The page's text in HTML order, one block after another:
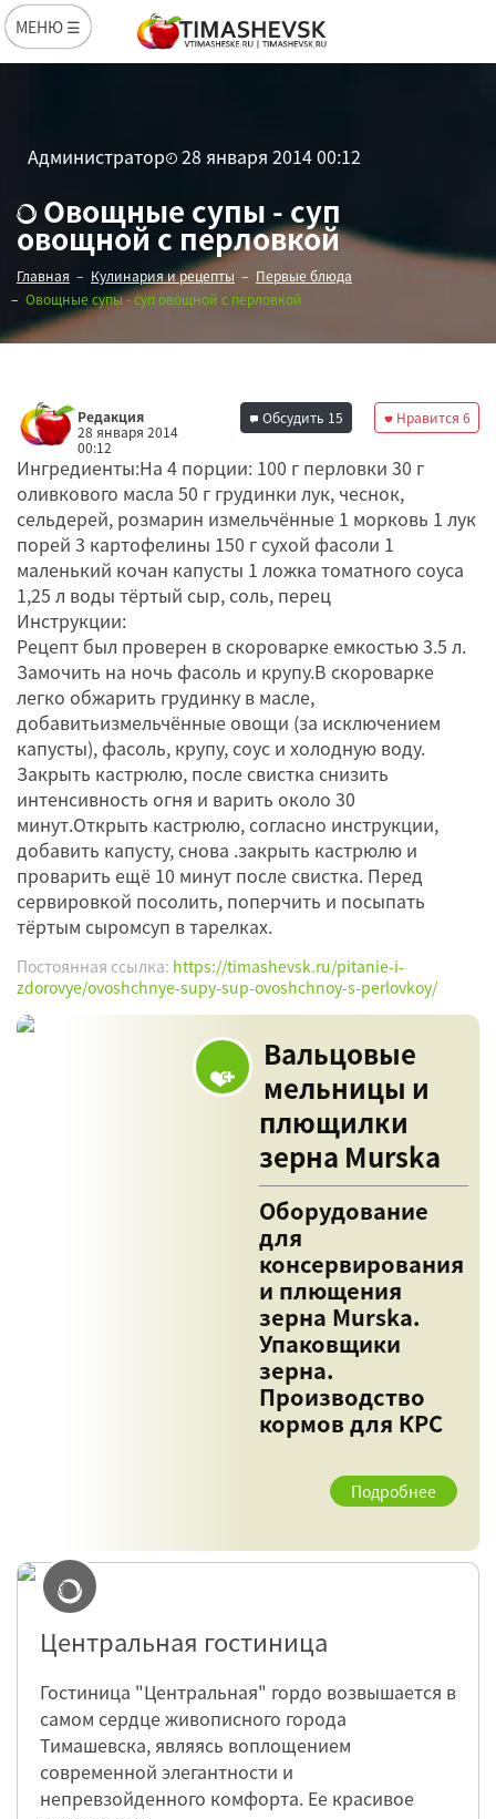
МЕНЮ ☰
Администратор 28 января 2014 00:12
Овощные супы - суп
овощной с перловкой
Главная Кулинария и рецепты
Первые блюда
Овощные супы - суп овощной с перловкой
Редакция
28 января 2014
00:12
Нравится 6
Обсудить 15
Ингредиенты:На 4 порции: 100 г перловки 30 г
оливкового масла 50 г грудинки лук, чеснок,
сельдерей, розмарин измельчённые 1 морковь 1 лук
порей 3 картофелины 150 г сухой фасоли 1
маленький кочан капусты 1 ложка томатного соуса
1,25 л воды тёртый сыр, соль, перец
Инструкции:
Рецепт был проверен в скороварке емкостью 3.5 л.
Замочить на ночь фасоль и крупу.В скороварке
легко обжарить грудинку в масле,
добавитьизмельчённые овощи (за исключением
капусты), фасоль, крупу, соус и холодную воду.
Закрыть кастрюлю, после свистка снизить
интенсивность огня и варить около 30
минут.Открыть кастрюлю, согласно инструкции,
добавить капусту, снова .закрыть кастрюлю и
проварить ещё 10 минут после свистка. Перед
сервировкой посолить, поперчить и посыпать
тёртым сыромсуп в тарелках.
Постоянная ссылка: https://timashevsk.ru/pitanie-i-
zdorovye/ovoshchnye-supy-sup-ovoshchnoy-s-perlovkoy/
Вальцовые
мельницы и
плющилки
зерна Murska
Оборудование
для
консервирования
и плющения
зерна Murska.
Упаковщики
зерна.
Производство
кормов для КРС
Подробнее
Центральная гостиница
Гостиница "Центральная" гордо возвышается в
самом сердце живописного города
Тимашевска, являясь воплощением
современной элегантности и
непревзойденного комфорта. Ее красивое